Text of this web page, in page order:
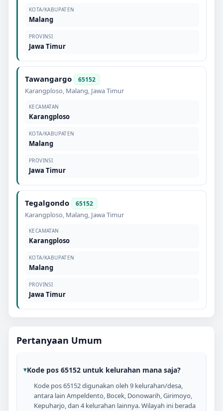
KOTA/KABUPATEN
Malang
PROVINSI
Jawa Timur
Tawangargo 65152
Karangploso, Malang, Jawa Timur
KECAMATAN
Karangploso
KOTA/KABUPATEN
Malang
PROVINSI
Jawa Timur
Tegalgondo 65152
Karangploso, Malang, Jawa Timur
KECAMATAN
Karangploso
KOTA/KABUPATEN
Malang
PROVINSI
Jawa Timur
Pertanyaan Umum
Kode pos 65152 untuk kelurahan mana saja?
Kode pos 65152 digunakan oleh 9 kelurahan/desa,
antara lain Ampeldento, Bocek, Donowarih, Girimoyo,
Kepuharjo, dan 4 kelurahan lainnya. Wilayah ini berada